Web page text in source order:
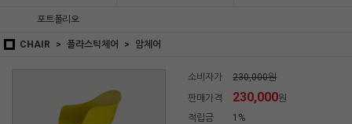
포트폴리오
CHAIR 플라스틱체어 암체어
소비자가
230,000원
판매가격
230,000원
적립금
1%